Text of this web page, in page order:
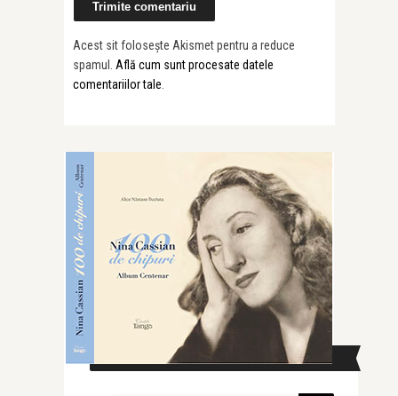
Acest sit folosește Akismet pentru a reduce
spamul. Află cum sunt procesate datele
comentariilor tale
CAUTĂ ÎN SITE